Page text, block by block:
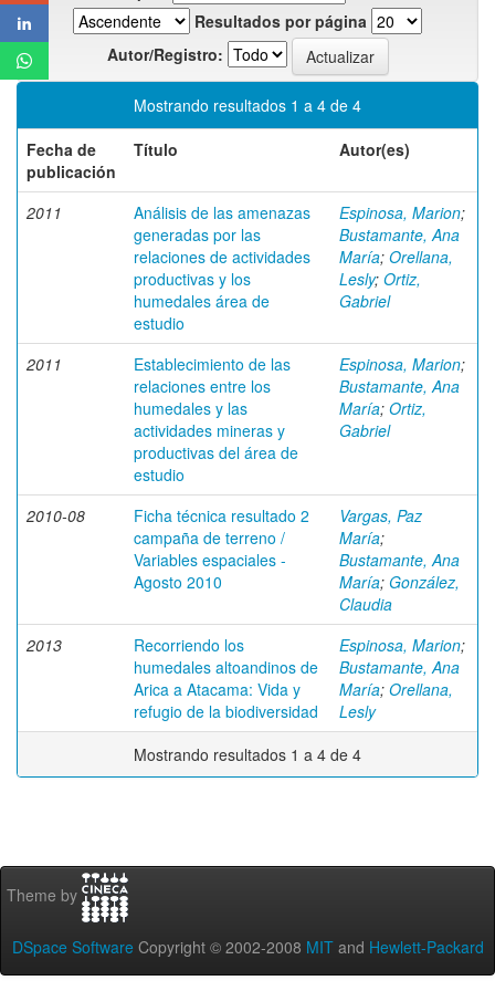
Resultados por página
Autor/Registro:
Mostrando resultados 1 a 4 de 4
Fecha de
publicación
Título Autor(es)
2011
Análisis de las amenazas
generadas por las
relaciones de actividades
productivas y los
humedales área de
estudio
Espinosa, Marion;
Bustamante, Ana
María; Orellana,
Lesly; Ortiz,
Gabriel
2011
Establecimiento de las
relaciones entre los
humedales y las
actividades mineras y
productivas del área de
estudio
Espinosa, Marion;
Bustamante, Ana
María; Ortiz,
Gabriel
2010-08
Ficha técnica resultado 2
campaña de terreno /
Variables espaciales -
Agosto 2010
Vargas, Paz
María;
Bustamante, Ana
María; González,
Claudia
2013
Recorriendo los
humedales altoandinos de
Arica a Atacama: Vida y
refugio de la biodiversidad
Espinosa, Marion;
Bustamante, Ana
María; Orellana,
Lesly
Mostrando resultados 1 a 4 de 4
Theme by
DSpace Software Copyright © 2002-2008 MIT and Hewlett-Packard